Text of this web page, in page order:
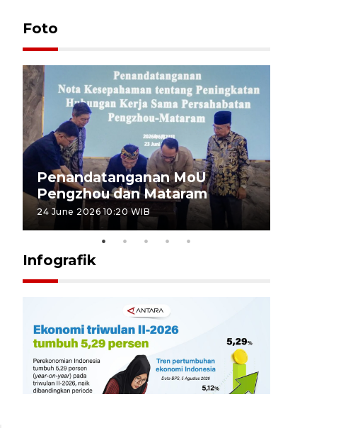
Foto
Penandatanganan MoU
Pengzhou dan Mataram
24 June 2026 10:20 WIB
Infografik